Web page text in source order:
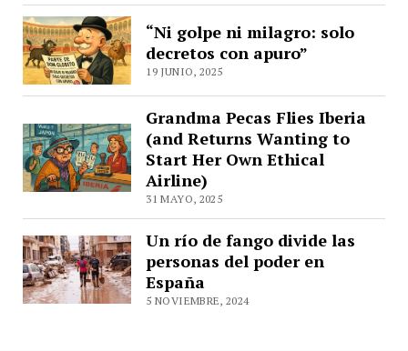
“Ni golpe ni milagro: solo
decretos con apuro”
19 JUNIO, 2025
Grandma Pecas Flies Iberia
(and Returns Wanting to
Start Her Own Ethical
Airline)
31 MAYO, 2025
Un río de fango divide las
personas del poder en
España
5 NOVIEMBRE, 2024